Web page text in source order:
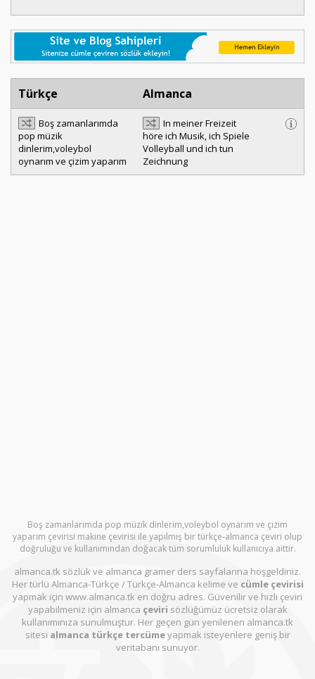
Türkçe Almanca
Boş zamanlarımda
pop müzik
dinlerim,voleybol
oynarım ve çizim yaparım
In meiner Freizeit
höre ich Musik, ich Spiele
Volleyball und ich tun
Zeichnung
Boş zamanlarımda pop müzik dinlerim,voleybol oynarım ve çizim
yaparım çevirisi makine çevirisi ile yapılmış bir türkçe-almanca çeviri olup
doğruluğu ve kullanımından doğacak tüm sorumluluk kullanıcıya aittir.
almanca.tk sözlük ve almanca gramer ders sayfalarına hoşgeldiniz.
Her türlü Almanca-Türkçe / Türkçe-Almanca kelime ve cümle çevirisi
yapmak için www.almanca.tk en doğru adres. Güvenilir ve hızlı çeviri
yapabilmeniz için almanca çeviri sözlüğümüz ücretsiz olarak
kullanımınıza sunulmuştur. Her geçen gün yenilenen almanca.tk
sitesi almanca türkçe tercümeyapmak isteyenlere geniş bir
veritabanı sunuyor.